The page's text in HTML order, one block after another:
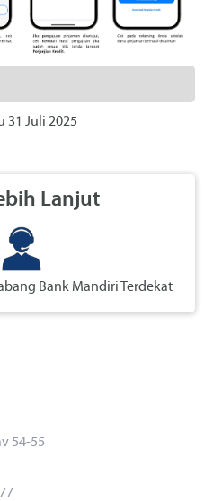
31 Juli 2025
Lanjut
Bank Mandiri Terdekat
54-55